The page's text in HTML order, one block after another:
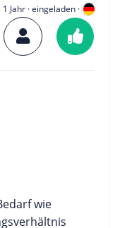
Jahr · eingeladen ·
wie